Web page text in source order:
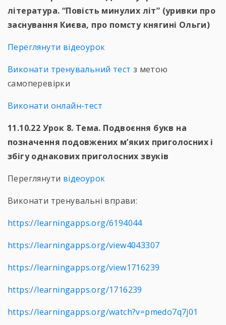
література. “Повість минулих літ” (уривки про
заснування Києва, про помсту княгині Ольги)
Переглянути відеоурок
Виконати тренувальний тест з метою
самоперевірки
Виконати онлайн-тест
11.10.22 Урок 8. Тема. Подвоєння букв на
позначення подовжених м’яких приголосних і
збігу однакових приголосних звуків
Переглянути відеоурок
Виконати тренувальні вправи:
https://learningapps.org/6194044
https://learningapps.org/view4043307
https://learningapps.org/view1716239
https://learningapps.org/1716239
https://learningapps.org/watch?v=pmedo7q7j01